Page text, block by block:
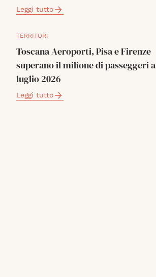
Leggi tutto
TERRITORI
Toscana Aeroporti, Pisa e Firenze
superano il milione di passeggeri a
luglio 2026
Leggi tutto